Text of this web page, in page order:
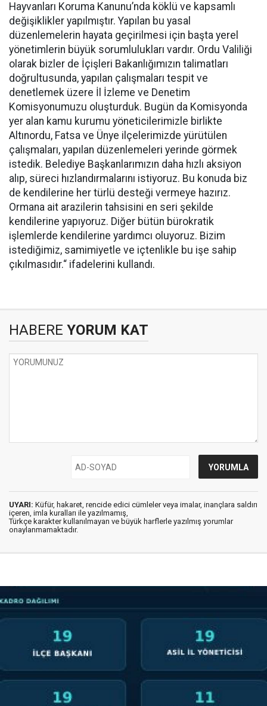
Hayvanları Koruma Kanunu’nda köklü ve kapsamlı
değişiklikler yapılmıştır. Yapılan bu yasal
düzenlemelerin hayata geçirilmesi için başta yerel
yönetimlerin büyük sorumlulukları vardır. Ordu Valiliği
olarak bizler de İçişleri Bakanlığımızın talimatları
doğrultusunda, yapılan çalışmaları tespit ve
denetlemek üzere İl İzleme ve Denetim
Komisyonumuzu oluşturduk. Bugün da Komisyonda
yer alan kamu kurumu yöneticilerimizle birlikte
Altınordu, Fatsa ve Ünye ilçelerimizde yürütülen
çalışmaları, yapılan düzenlemeleri yerinde görmek
istedik. Belediye Başkanlarımızın daha hızlı aksiyon
alıp, süreci hızlandırmalarını istiyoruz. Bu konuda biz
de kendilerine her türlü desteği vermeye hazırız.
Ormana ait arazilerin tahsisini en seri şekilde
kendilerine yapıyoruz. Diğer bütün bürokratik
işlemlerde kendilerine yardımcı oluyoruz. Bizim
istediğimiz, samimiyetle ve içtenlikle bu işe sahip
çıkılmasıdır.“ ifadelerini kullandı.
HABERE YORUM KAT
UYARI: Küfür, hakaret, rencide edici cümleler veya imalar, inançlara saldırı
içeren, imla kuralları ile yazılmamış,
Türkçe karakter kullanılmayan ve büyük harflerle yazılmış yorumlar
onaylanmamaktadır.